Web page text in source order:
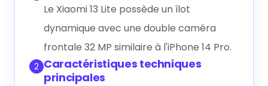
Le Xiaomi 13 Lite possède un îlot
dynamique avec une double caméra
frontale 32 MP similaire à l'iPhone 14 Pro.
2 Caractéristiques techniques
principales